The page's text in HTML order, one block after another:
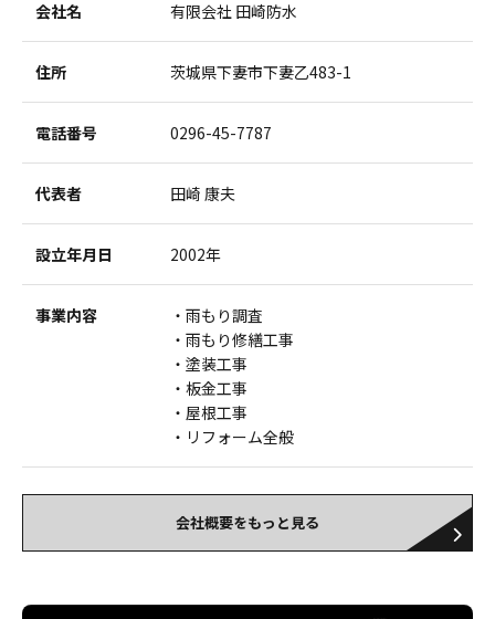
会社名 有限会社 田崎防水
住所 茨城県下妻市下妻乙483-1
電話番号 0296-45-7787
代表者 田崎 康夫
設立年月日 2002年
事業内容
雨もり調査
雨もり修繕工事
塗装工事
板金工事
屋根工事
リフォーム全般
会社概要をもっと見る